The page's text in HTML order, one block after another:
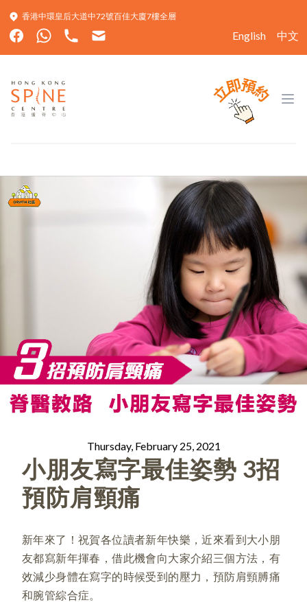
香港中環皇后大道中72號百佳大廈7樓全層
English 中文
Hong Kong Spine Centre
Thursday, February 25, 2021
小朋友寫字最佳姿勢 3招
預防肩頸痛
新年來了！祝賀各位讀者新年快樂，近來看到大小朋
友都寫新年揮春，借此機會向大家介紹三個方法，有
效減少身體在寫字的時候受到的壓力，預防肩頸膊痛
和腕管綜合症。